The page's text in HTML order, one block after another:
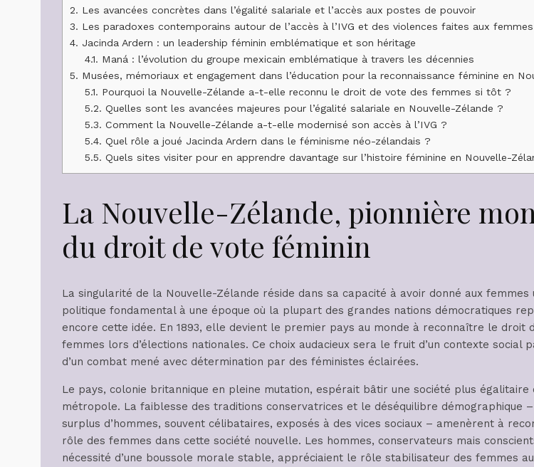
2. Les avancées concrètes dans l’égalité salariale et l’accès aux postes de pouvoir
3. Les paradoxes contemporains autour de l’accès à l’IVG et des violences faites aux femmes
4. Jacinda Ardern : un leadership féminin emblématique et son héritage
4.1. Maná : l’évolution du groupe mexicain emblématique à travers les décennies
5. Musées, mémoriaux et engagement dans l’éducation pour la reconnaissance féminine en
5.1. Pourquoi la Nouvelle-Zélande a-t-elle reconnu le droit de vote des femmes si tôt ?
5.2. Quelles sont les avancées majeures pour l’égalité salariale en Nouvelle-Zélande ?
5.3. Comment la Nouvelle-Zélande a-t-elle modernisé son accès à l’IVG ?
5.4. Quel rôle a joué Jacinda Ardern dans le féminisme néo-zélandais ?
5.5. Quels sites visiter pour en apprendre davantage sur l’histoire féminine en Nouvelle-
La Nouvelle-Zélande, pionnière
du droit de vote féminin
La singularité de la Nouvelle-Zélande réside dans sa capacité à avoir donné aux femmes
politique fondamental à une époque où la plupart des grandes nations démocratiques
encore cette idée. En 1893, elle devient le premier pays au monde à reconnaître le droit
femmes lors d’élections nationales. Ce choix audacieux sera le fruit d’un contexte social
d’un combat mené avec détermination par des féministes éclairées.
Le pays, colonie britannique en pleine mutation, espérait bâtir une société plus égalitaire
métropole. La faiblesse des traditions conservatrices et le déséquilibre démographique –
surplus d’hommes, souvent célibataires, exposés à des vices sociaux – amenèrent à
rôle des femmes dans cette société nouvelle. Les hommes, conservateurs mais
nécessité d’une boussole morale stable, appréciaient le rôle stabilisateur des femmes